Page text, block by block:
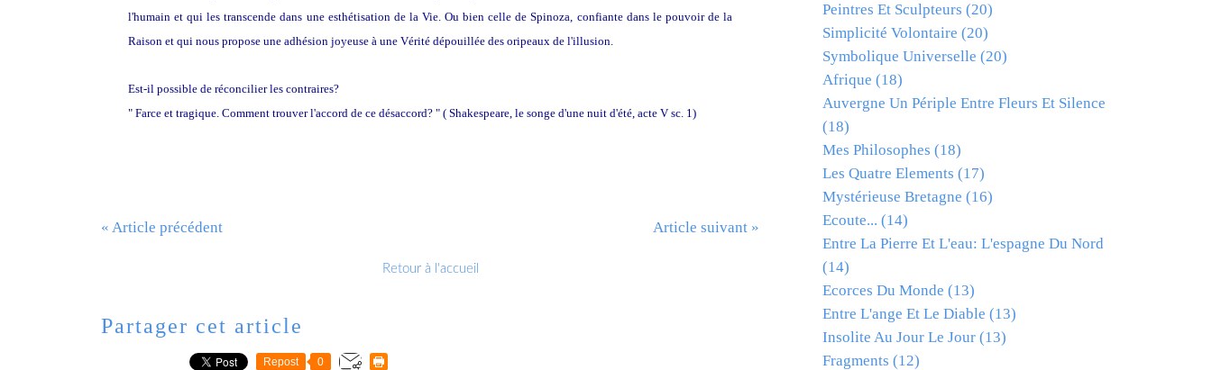
l'humain et qui les transcende dans une esthétisation de la Vie. Ou bien celle de Spinoza, confiante dans le pouvoir de la
Raison et qui nous propose une adhésion joyeuse à une Vérité dépouillée des oripeaux de l'illusion.
Est-il possible de réconcilier les contraires?
" Farce et tragique. Comment trouver l'accord de ce désaccord? " ( Shakespeare, le songe d'une nuit d'été, acte V sc. 1)
« Article précédent Article suivant »
Retour à l'accueil
Partager cet article
Repost 0
Peintres Et Sculpteurs (20)
Simplicité Volontaire (20)
Symbolique Universelle (20)
Afrique (18)
Auvergne Un Périple Entre Fleurs Et Silence
(18)
Mes Philosophes (18)
Les Quatre Elements (17)
Mystérieuse Bretagne (16)
Ecoute... (14)
Entre La Pierre Et L'eau: L'espagne Du Nord
(14)
Ecorces Du Monde (13)
Entre L'ange Et Le Diable (13)
Insolite Au Jour Le Jour (13)
Fragments (12)